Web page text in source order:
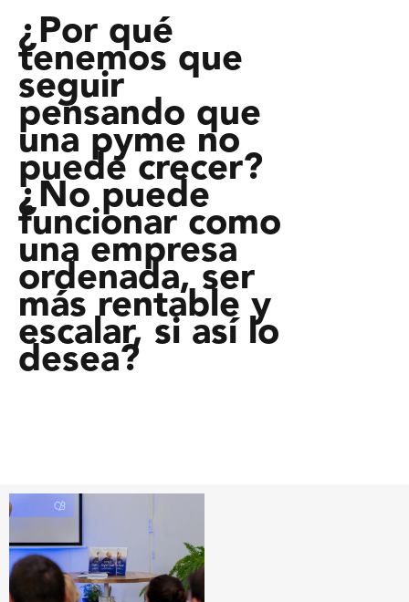
¿Por qué
tenemos que
seguir
pensando que
una pyme no
puede crecer?
¿No puede
funcionar como
una empresa
ordenada, ser
más rentable y
escalar, si así lo
desea?